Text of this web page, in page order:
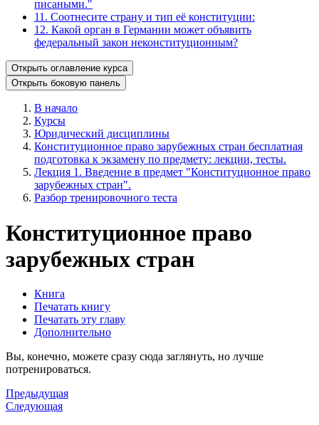
писаными."
11. Соотнесите страну и тип её конституции:
12. Какой орган в Германии может объявить
федеральный закон неконституционным?
Открыть оглавление курса
Открыть боковую панель
В начало
Курсы
Юридический дисциплины
Конституционное право зарубежных стран бесплатная
подготовка к экзамену по предмету: лекции, тесты.
Лекция 1. Введение в предмет "Конституционное право
зарубежных стран".
Разбор тренировочного теста
Конституционное право
зарубежных стран
Книга
Печатать книгу
Печатать эту главу
Дополнительно
Вы, конечно, можете сразу сюда заглянуть, но лучше
потренироваться.
Предыдущая
Следующая